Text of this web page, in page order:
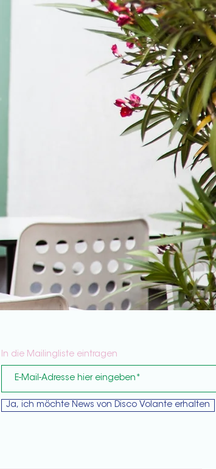
In die Mailingliste eintragen
Ja, ich möchte News von Disco Volante erhalten